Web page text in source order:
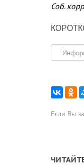
Соб.
Если Вы